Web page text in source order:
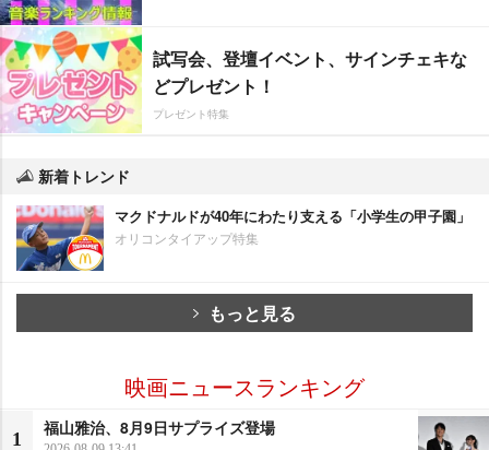
試写会、登壇イベント、サインチェキな
どプレゼント！
プレゼント特集
新着トレンド
マクドナルドが40年にわたり支える「小学生の甲子園」
オリコンタイアップ特集
もっと見る
映画ニュースランキング
1
福山雅治、8月9日サプライズ登場